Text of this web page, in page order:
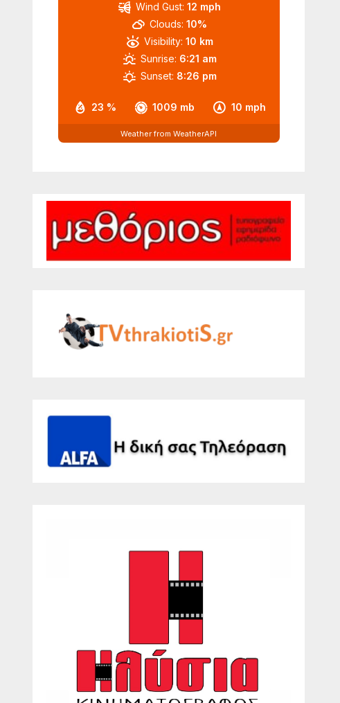
23 % 1009 mb 10 mph
Wind Gust: 12 mph
Clouds: 10%
Visibility: 10 km
Sunrise: 6:21 am
Sunset: 8:26 pm
Weather from WeatherAPI